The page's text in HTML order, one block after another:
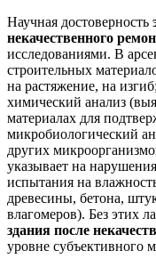
Научная достоверность
некачественного
исследованиями. В
строительных
на растяжение, на
химический анализ
материалах для
микробиологический
других
указывает на
испытания на
древесины, бетона,
влагомеров). Без этих
здания после
уровне субъективного